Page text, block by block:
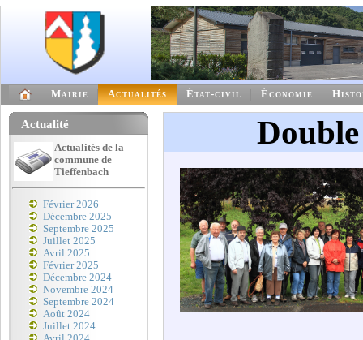
Mairie Actualités État-civil Économie
Actualité
Actualités de la
commune de
Tieffenbach
Février 2026
Décembre 2025
Septembre 2025
Juillet 2025
Avril 2025
Février 2025
Décembre 2024
Novembre 2024
Septembre 2024
Août 2024
Juillet 2024